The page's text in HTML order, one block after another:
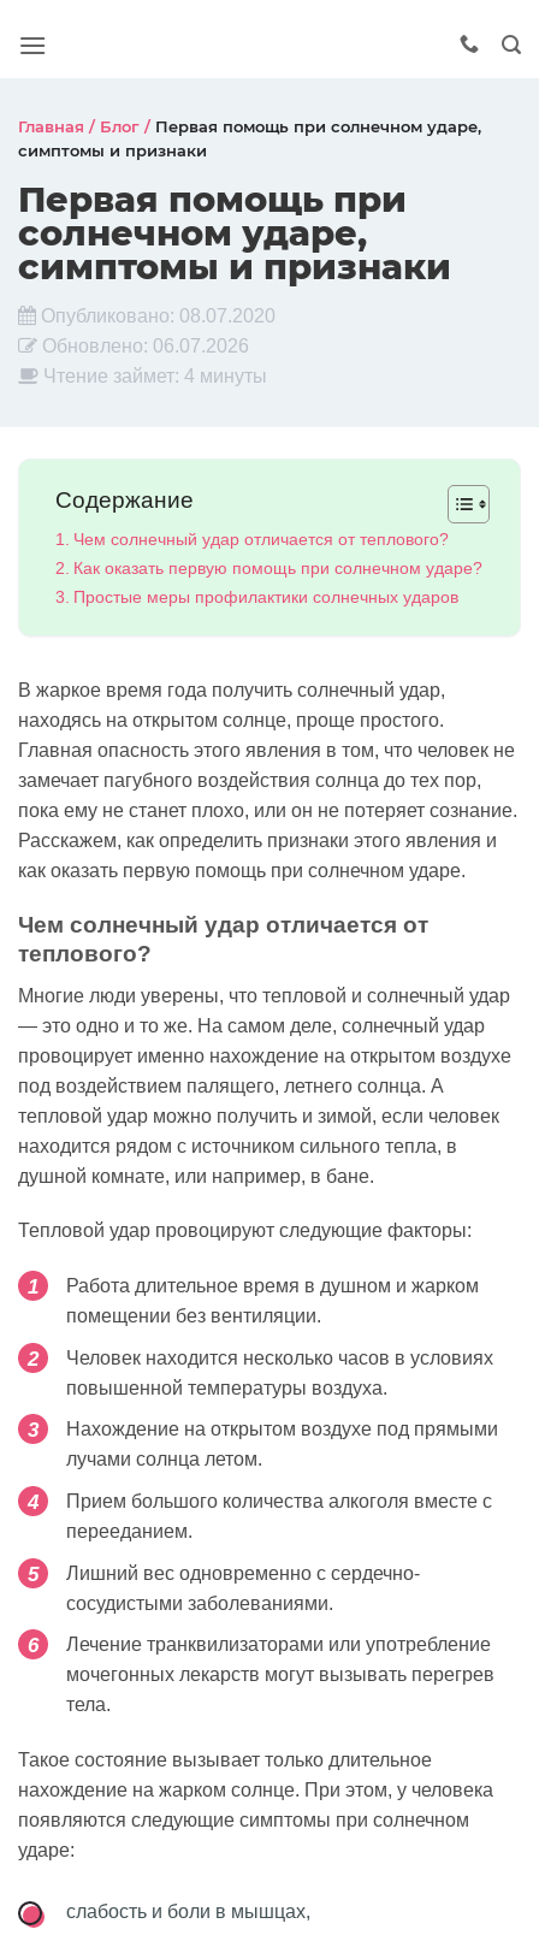
Главная / Блог / Первая помощь при солнечном ударе,
симптомы и признаки
Первая помощь при
солнечном ударе,
симптомы и признаки
Опубликовано: 08.07.2020
Обновлено: 06.07.2026
Чтение займет: 4 минуты
Содержание
Чем солнечный удар отличается от теплового?
Как оказать первую помощь при солнечном ударе?
Простые меры профилактики солнечных ударов
В жаркое время года получить солнечный удар,
находясь на открытом солнце, проще простого.
Главная опасность этого явления в том, что человек не
замечает пагубного воздействия солнца до тех пор,
пока ему не станет плохо, или он не потеряет сознание.
Расскажем, как определить признаки этого явления и
как оказать первую помощь при солнечном ударе.
Чем солнечный удар отличается от
теплового?
Многие люди уверены, что тепловой и солнечный удар
— это одно и то же. На самом деле, солнечный удар
провоцирует именно нахождение на открытом воздухе
под воздействием палящего, летнего солнца. А
тепловой удар можно получить и зимой, если человек
находится рядом с источником сильного тепла, в
душной комнате, или например, в бане.
Тепловой удар провоцируют следующие факторы:
Работа длительное время в душном и жарком
помещении без вентиляции.
Человек находится несколько часов в условиях
повышенной температуры воздуха.
Нахождение на открытом воздухе под прямыми
лучами солнца летом.
Прием большого количества алкоголя вместе с
перееданием.
Лишний вес одновременно с сердечно-
сосудистыми заболеваниями.
Лечение транквилизаторами или употребление
мочегонных лекарств могут вызывать перегрев
тела.
Такое состояние вызывает только длительное
нахождение на жарком солнце. При этом, у человека
появляются следующие симптомы при солнечном
ударе:
слабость и боли в мышцах,